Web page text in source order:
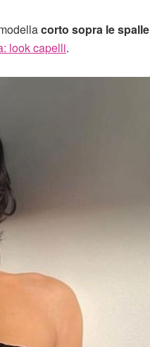
corto sopra le spalle
look capelli.